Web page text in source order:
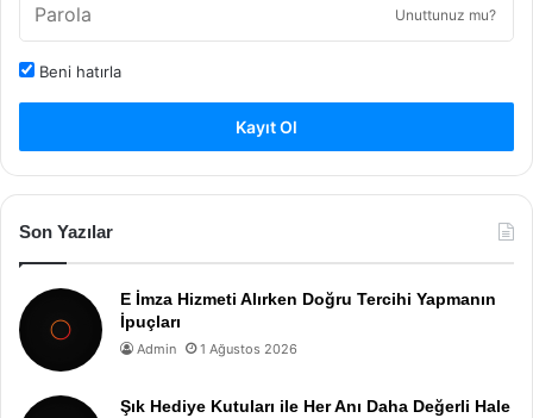
Unuttunuz mu?
Beni hatırla
Kayıt Ol
Son Yazılar
E İmza Hizmeti Alırken Doğru Tercihi Yapmanın
İpuçları
Admin 1 Ağustos 2026
Şık Hediye Kutuları ile Her Anı Daha Değerli Hale